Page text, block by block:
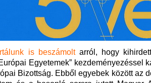
is beszámoltarról, hogy
Egyetemek”
Bizottság. Ebből egyebek között az